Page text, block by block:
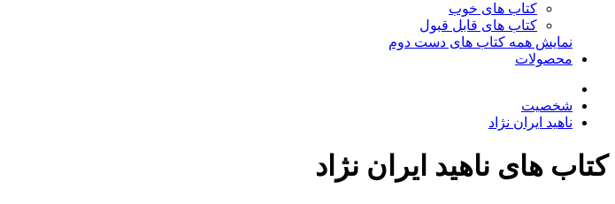
کتاب های خوب
کتاب های قابل قبول
نمایش همه کتاب های دست دوم
محصولات
شخصیت
ناهید ایران نژاد
کتاب های ناهید ایران نژاد